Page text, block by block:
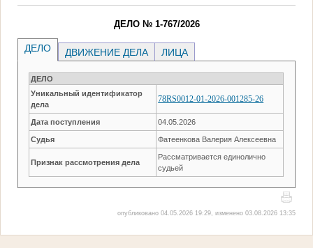
ДЕЛО № 1-767/2026
ДЕЛО ДВИЖЕНИЕ ДЕЛА ЛИЦА
ДЕЛО
Уникальный идентификатор
дела
78RS0012-01-2026-001285-26
Дата поступления 04.05.2026
Судья Фатеенкова Валерия Алексеевна
Признак рассмотрения дела
Рассматривается единолично
судьей
опубликовано 04.05.2026 19:29, изменено 03.08.2026 13:35